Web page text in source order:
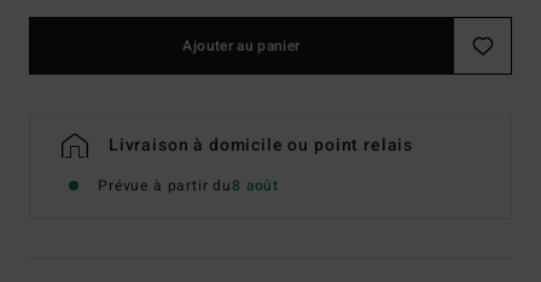
Ajouter au panier
Livraison à domicile ou point relais
Prévue à partir du8 août